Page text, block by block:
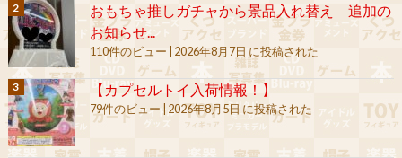
おもちゃ推しガチャから景品入れ替え 追加の
お知らせ...
110件のビュー 2026年8月7日 に投稿された
【カプセルトイ入荷情報！】
79件のビュー| 2026年8月5日 に投稿された